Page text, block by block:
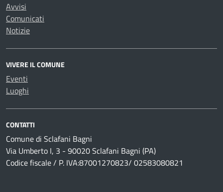
Avvisi
Comunicati
Notizie
VIVERE IL COMUNE
Eventi
Luoghi
CONTATTI
Comune di Sclafani Bagni
Via Umberto I, 3 - 90020 Sclafani Bagni (PA)
Codice fiscale / P. IVA:87001270823/ 02583080821